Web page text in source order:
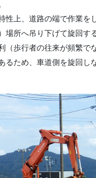
性上、道路の端で作業を
場所へ吊り下げて旋回す
（歩行者の往来が頻繁で
るため、車道側を旋回し